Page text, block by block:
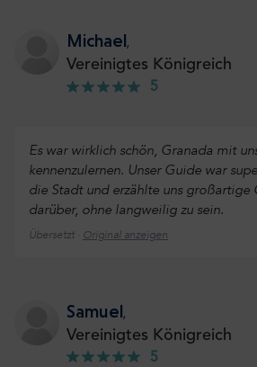
Michael,
Vereinigtes Königreich
5
Es war wirklich schön, Granada mit
kennenzulernen. Unser Guide war
die Stadt und erzählte uns großartige
darüber, ohne langweilig zu sein.
Übersetzt · Original anzeigen
Samuel,
Vereinigtes Königreich
5